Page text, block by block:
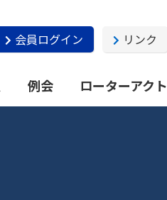
会員ログイン リンク
例会 ローターアクト